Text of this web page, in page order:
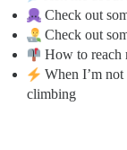
Check out
Check out
How to reach
When I’m
climbing